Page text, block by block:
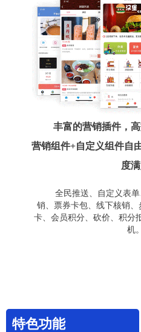
丰富的营销插件，
营销组件+自定义组件自
度
全民推送、自定义表
销、票券卡包、线下核销
卡、会员积分、砍价、积分
机。
特色功能